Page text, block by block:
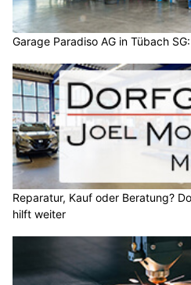
Garage Paradiso AG in Tübach
Reparatur, Kauf oder Beratung?
hilft weiter